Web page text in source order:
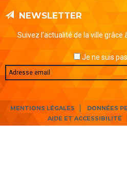
NEWSLETTER
Suivez l’actualité de la ville
Je ne suis
MENTIONS LÉGALES DONNÉES
AIDE ET ACCESSIBILITÉ